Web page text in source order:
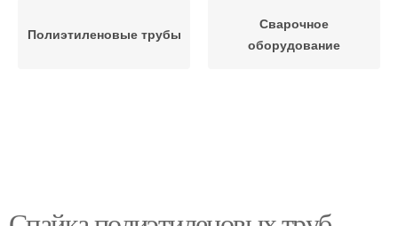
Полиэтиленовые трубы
Сварочное
оборудование